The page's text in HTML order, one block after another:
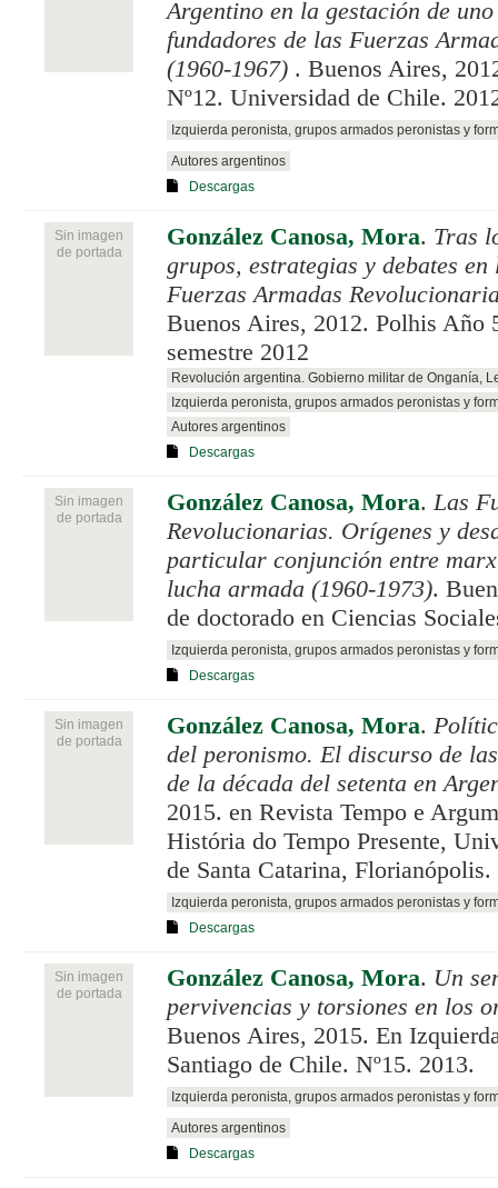
Argentino en la gestación de
fundadores de las Fuerzas
(1960-1967) . Buenos Aires,
Nº12. Universidad de Chile.
Izquierda peronista, grupos armados peronistas y
Autores argentinos
Descargas
Sin imagen
de portada
González Canosa, Mora. Tras
grupos, estrategias y debates
Fuerzas Armadas
Buenos Aires, 2012. Polhis Año
semestre 2012
Revolución argentina. Gobierno militar de Onganía,
Izquierda peronista, grupos armados peronistas y
Autores argentinos
Descargas
Sin imagen
de portada
González Canosa, Mora. Las
Revolucionarias. Orígenes y
particular conjunción entre
lucha armada (1960-1973).
de doctorado en Ciencias
Izquierda peronista, grupos armados peronistas y
Descargas
Sin imagen
de portada
González Canosa, Mora.
del peronismo. El discurso de
de la década del setenta en
2015. en Revista Tempo e
História do Tempo Presente,
de Santa Catarina, Florianópolis.
Izquierda peronista, grupos armados peronistas y
Descargas
Sin imagen
de portada
González Canosa, Mora. Un
pervivencias y torsiones en los
Buenos Aires, 2015. En
Santiago de Chile. Nº15. 2013.
Izquierda peronista, grupos armados peronistas y
Autores argentinos
Descargas